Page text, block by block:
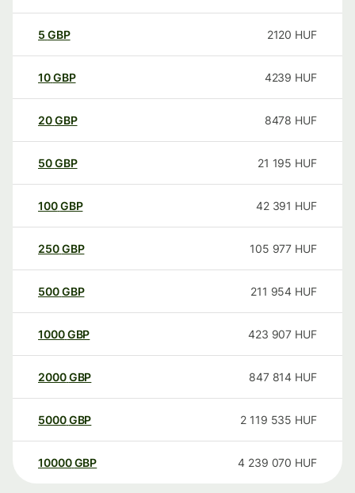
5 GBP 2120 HUF
10GBP 4239 HUF
20GBP 8478 HUF
50GBP 21 195 HUF
100GBP 42 391 HUF
250GBP 105 977 HUF
500GBP 211 954 HUF
1000GBP 423 907 HUF
2000GBP 847 814 HUF
5000GBP 2 119 535 HUF
10000 GBP 4 239 070 HUF